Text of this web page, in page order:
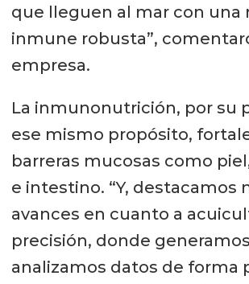
que lleguen al mar con una
inmune robusta”,
empresa.
La inmunonutrición, por su
ese mismo propósito,
barreras mucosas como
e intestino. “Y, destacamos
avances en cuanto a
precisión, donde
analizamos datos de forma